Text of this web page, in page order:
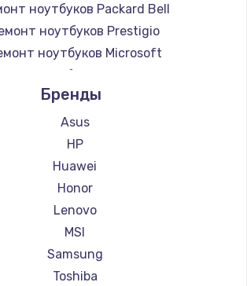
ноутбуков Packard Bell
ноутбуков Prestigio
ноутбуков Microsoft
ноутбуков Alienware
ноутбуков Aquarius
ноутбуков Gigabyte
Ремонт ноутбуков Aorus
ноутбуков Maibenben
Ремонт ноутбуков Getac
Ремонт ноутбуков Epson
Ремонт ноутбуков Philips
Ремонт ноутбуков LG
ноутбуков Panasonic
Бренды
Asus
HP
Huawei
Honor
Lenovo
MSI
Samsung
Toshiba